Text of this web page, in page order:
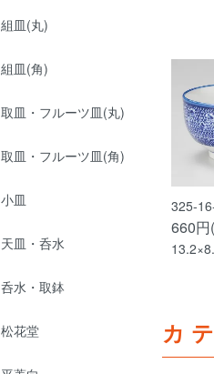
組皿(丸)
組皿(角)
取皿・フルーツ皿(丸)
取皿・フルーツ皿(角)
小皿
天皿・呑水
呑水・取鉢
松花堂
325-
660円
カ